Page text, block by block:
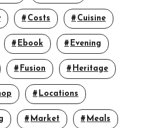
Costs Cuisine
Ebook Evening
Fusion Heritage
Locations
Market Meals